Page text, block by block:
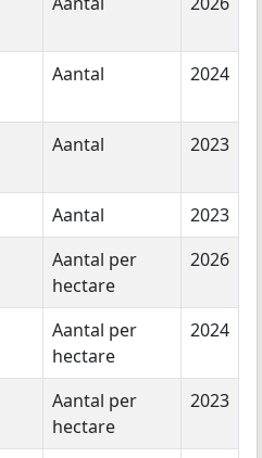
Aantal 2024
Aantal 2023
Aantal
2023
Aantal per
hectare
2026
Aantal per
hectare
2024
Aantal per
hectare
2023